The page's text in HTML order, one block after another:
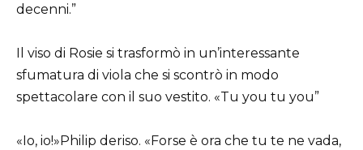
decenni.”
Il viso di Rosie si trasformò in un’interessante
sfumatura di viola che si scontrò in modo
spettacolare con il suo vestito. «Tu you tu you”
«Io, io!»Philip deriso. «Forse è ora che tu te ne vada,